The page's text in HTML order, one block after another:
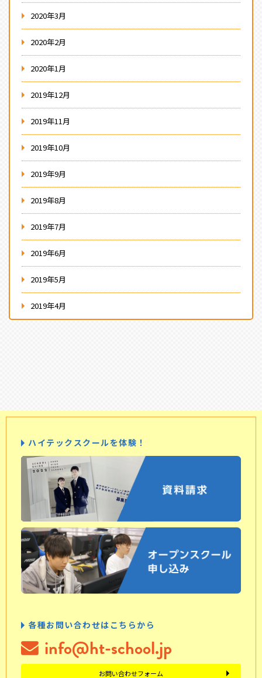
2020年3月
2020年2月
2020年1月
2019年12月
2019年11月
2019年10月
2019年9月
2019年8月
2019年7月
2019年6月
2019年5月
2019年4月
ハイテックスクールを体験！
各種お問い合わせはこちらから
info@ht-school.jp
お問い合わせフォーム